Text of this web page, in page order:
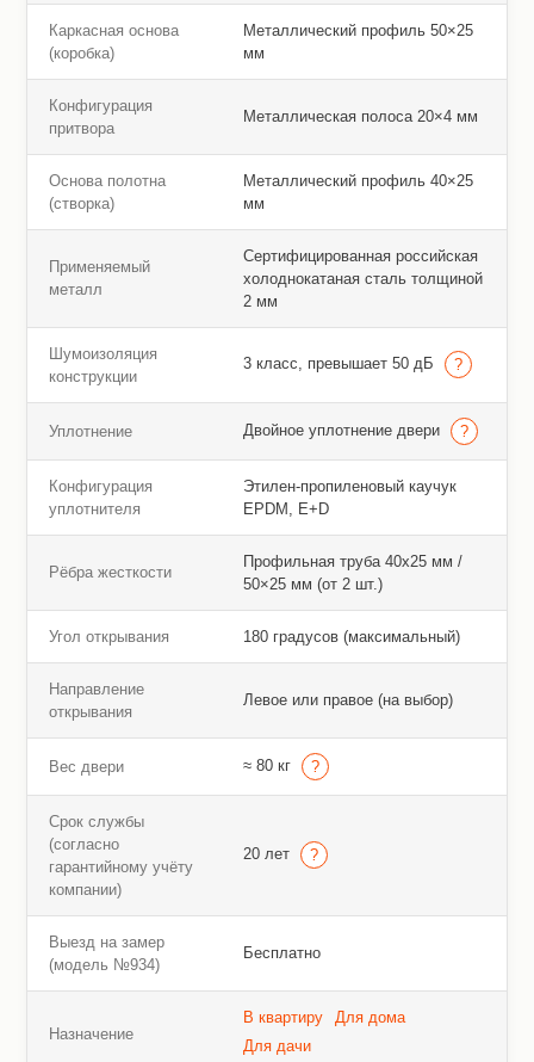
Каркасная основа
(коробка)
Металлический профиль 50×25
мм
Конфигурация
притвора
Металлическая полоса 20×4 мм
Основа полотна
(створка)
Металлический профиль 40×25
мм
Применяемый
металл
Сертифицированная российская
холоднокатаная сталь толщиной
2 мм
Шумоизоляция
конструкции
3 класс, превышает 50 дБ
Уплотнение Двойное уплотнение двери
Конфигурация
уплотнителя
Этилен-пропиленовый каучук
EPDM, E+D
Рёбра жесткости
Профильная труба 40х25 мм /
50×25 мм (от 2 шт.)
Угол открывания 180 градусов (максимальный)
Направление
открывания
Левое или правое (на выбор)
Вес двери ≈ 80 кг
Срок службы
(согласно
гарантийному учёту
компании)
20 лет
Выезд на замер
(модель №934)
Бесплатно
Назначение
В квартиру
Для дома
Для дачи